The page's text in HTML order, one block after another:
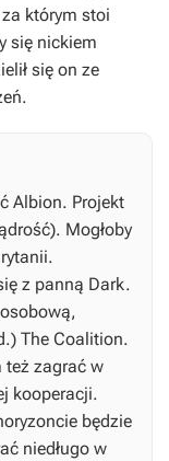
za którym stoi
się nickiem
się on ze
Albion. Projekt
Mogłoby
z panną Dark.
The Coalition.
też zagrać w
kooperacji.
będzie
niedługo w